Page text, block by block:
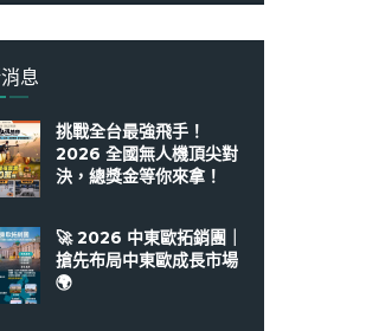
息
挑戰全台最強飛手！
2026 全國無人機頂尖對
決，總獎金等你來拿！
🚀 2026 中東歐拓銷團｜
搶先布局中東歐成長市場
🌍